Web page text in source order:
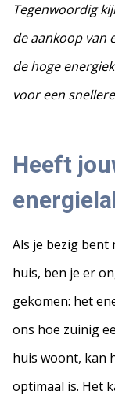
Tegenwoordig
de aankoop van
de hoge
voor een
Heeft
Als je bezig bent
huis, ben je er
gekomen: het
ons hoe zuinig
huis woont, kan
optimaal is. Het